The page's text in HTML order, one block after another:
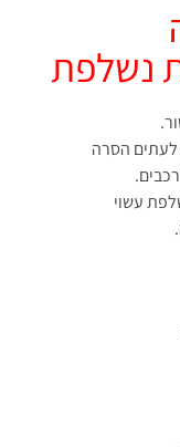
נשלפת
הסרה
עשוי